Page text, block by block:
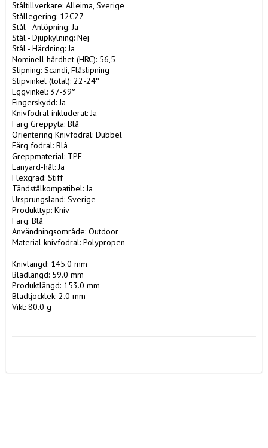
Ståltillverkare: Alleima, Sverige
Stållegering: 12C27
Stål - Anlöpning: Ja
Stål - Djupkylning: Nej
Stål - Härdning: Ja
Nominell hårdhet (HRC): 56,5
Slipning: Scandi, Flåslipning
Slipvinkel (total): 22-24°
Eggvinkel: 37-39°
Fingerskydd: Ja
Knivfodral inkluderat: Ja
Färg Greppyta: Blå
Orientering Knivfodral: Dubbel
Färg fodral: Blå
Greppmaterial: TPE
Lanyard-hål: Ja
Flexgrad: Stiff
Tändstålkompatibel: Ja
Ursprungsland: Sverige
Produkttyp: Kniv
Färg: Blå
Användningsområde: Outdoor
Material knivfodral: Polypropen
Knivlängd: 145.0 mm
Bladlängd: 59.0 mm
Produktlängd: 153.0 mm
Bladtjocklek: 2.0 mm
Vikt: 80.0 g